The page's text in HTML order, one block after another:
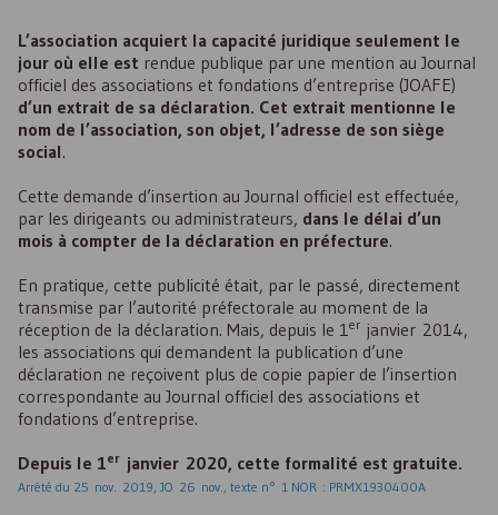
L’association acquiert la capacité juridique seulement le
jour où elle est rendue publique par une mention au Journal
officiel des associations et fondations d’entreprise (JOAFE)
d’un extrait de sa déclaration. Cet extrait mentionne le
nom de l’association, son objet, l’adresse de son siège
social.
Cette demande d’insertion au Journal officiel est effectuée,
par les dirigeants ou administrateurs, dans le délai d’un
mois à compter de la déclaration en préfecture.
En pratique, cette publicité était, par le passé, directement
transmise par l’autorité préfectorale au moment de la
réception de la déclaration. Mais, depuis le 1er janvier 2014,
les associations qui demandent la publication d’une
déclaration ne reçoivent plus de copie papier de l’insertion
correspondante au Journal officiel des associations et
fondations d’entreprise.
Depuis le 1er janvier 2020, cette formalité est gratuite.
Arrêté du 25 nov. 2019, JO 26 nov., texte n° 1 NOR : PRMX1930400A